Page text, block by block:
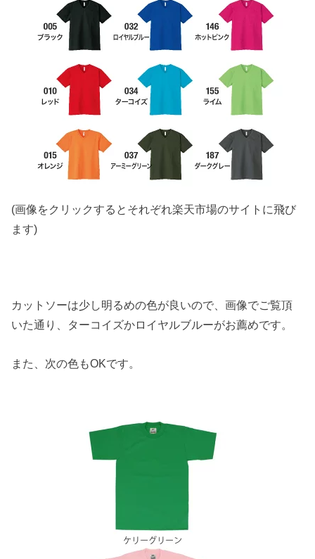
(画像をクリックするとそれぞれ楽天市場のサイトに飛び
ます)
カットソーは少し明るめの色が良いので、画像でご覧頂
いた通り、ターコイズかロイヤルブルーがお薦めです。
また、次の色もOKです。